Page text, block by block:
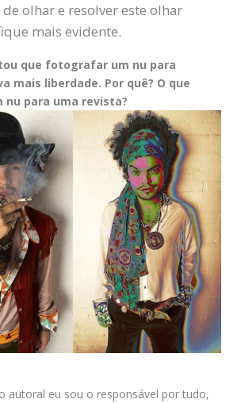
olhar e resolver este olhar
mais evidente.
que fotografar um nu para
mais liberdade. Por quê? O que
nu para uma revista?
autoral eu sou o responsável por tudo,